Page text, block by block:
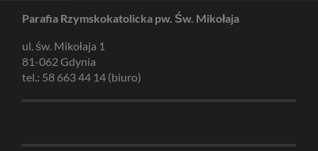
Parafia Rzymskokatolicka pw. Św. Mikołaja
ul. św. Mikołaja 1
81-062 Gdynia
tel.: 58 663 44 14 (biuro)